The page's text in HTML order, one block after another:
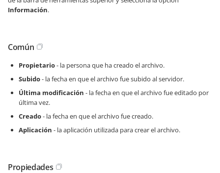
Información.
Común
Propietario- la persona que ha creado el archivo.
Subido- la fecha en que el archivo fue subido al servidor.
Última modificación - la fecha en que el archivo fue editado por
última vez.
Creado- la fecha en que el archivo fue creado.
Aplicación - la aplicación utilizada para crear el archivo.
Propiedades